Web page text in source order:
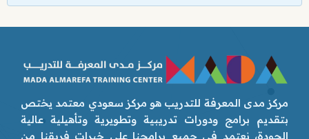
مركز مدى المعرفة للتدريب هو مركز سعودي معتمد يختص
بتقديم برامج ودورات تدريبية وتطويرية وتأهيلية عالية
الجودة، نعتمد في جميع برامجنا على خبرات فريقنا من